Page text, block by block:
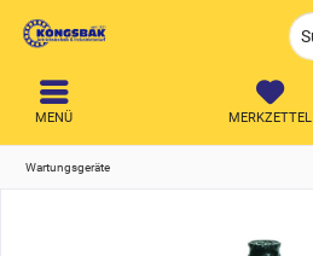
MERKZETTEL
MENÜ
Wartungsgeräte